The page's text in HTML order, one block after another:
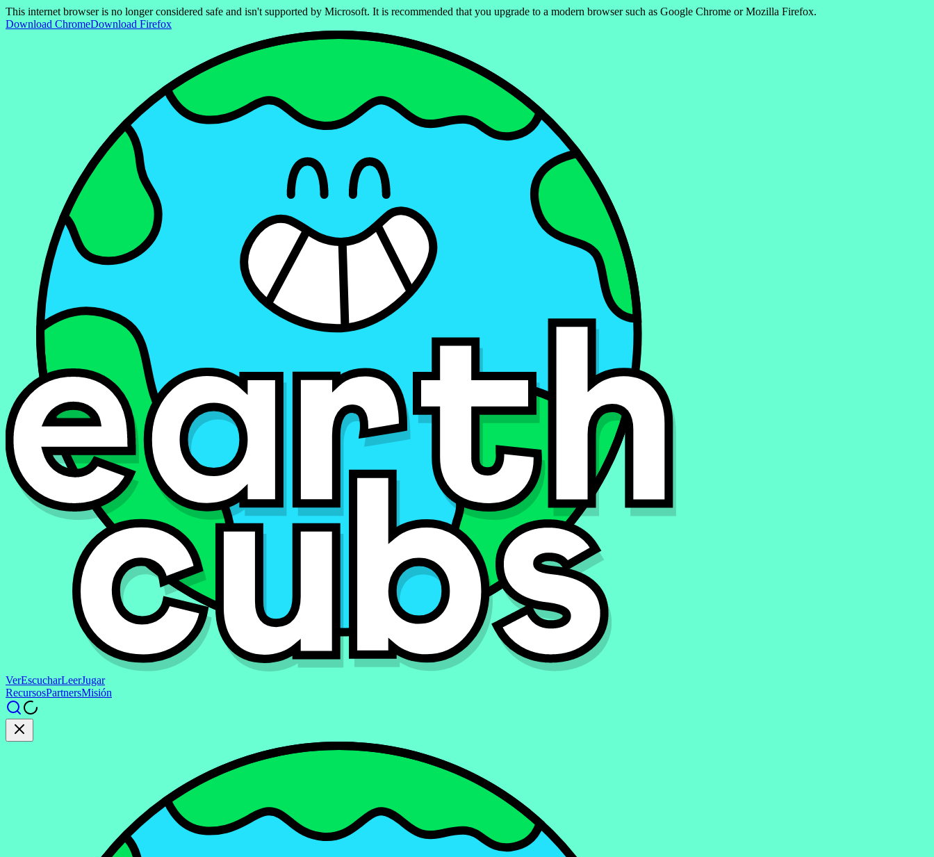
This internet browser is no longer considered safe and isn't supported by Microsoft. It is recommended that you upgrade to a modern browser such as Google Chrome or Mozilla Firefox.
Download ChromeDownload Firefox
VerEscucharLeerJugar
RecursosPartnersMisión